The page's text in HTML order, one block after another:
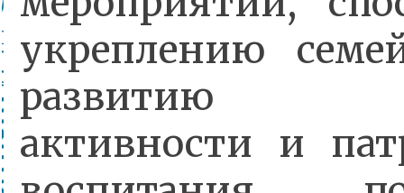
укреплению
развитию
активности и